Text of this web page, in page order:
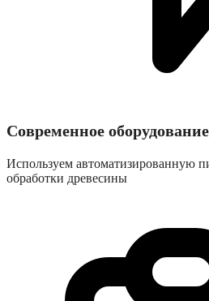
Современное оборудование
Используем автоматизированную
обработки древесины